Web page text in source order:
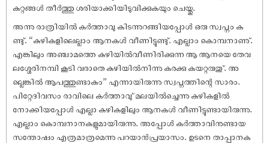
കുറ്റങ്ങൾ തീർത്തു ശരിയാക്കിയിടുവിക്കുകയും ചെയ്തു.
അന്നു രാത്രിയിൽ കർത്താവു കിടന്നുറങ്ങിയപ്പോൾ ഒരു സ്വപ്നം ക
ണ്ടു്. “കുഴികളിലെല്ലാം ആനകൾ വീണിട്ടുണ്ടു്. എല്ലാം കൊമ്പനാണു്.
എങ്കിലും അഞ്ചാമത്തെ കുഴിയിൽവീണിരിക്കുന്ന ആ ആനയെ തേവ
ലശ്ശേരിനമ്പി കൂടി വരാതെ കുഴിയിൽനിന്നു കരക്കു കയറ്റരുതു്. അ
ല്ലെങ്കിൽ ആപത്തുണ്ടാകും” എന്നായിരുന്നു സ്വപ്നത്തിന്റെ സാരം.
പിറ്റേദിവസം രാവിലെ കർത്താവു് മലയിൽച്ചെന്നു കുഴികളിൽ
നോക്കിയപ്പോൾ എല്ലാ കുഴികളിലും ആനകൾ വീണിട്ടുണ്ടായിരുന്നു.
എല്ലാം കൊമ്പനാനകളുമായിരുന്നു. അപ്പോൾ കർത്താവിനുണ്ടായ
സന്തോ‌ഷം എത്രമാത്രമെന്നു പറയാൻപ്രയാസം. ഉടനെ താപ്പാനക